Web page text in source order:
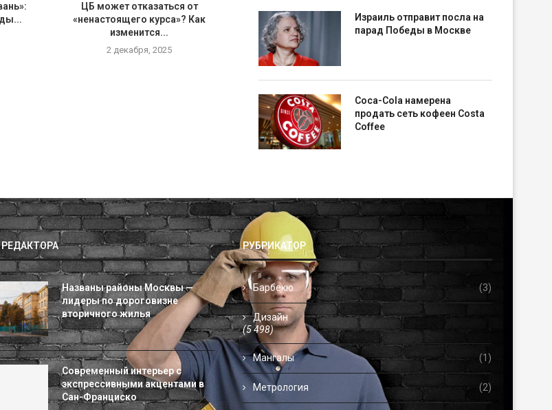
ЦБ может отказаться от
«ненастоящего курса»? Как
изменится...
2 декабря, 2025
Израиль отправит посла на
парад Победы в Москве
Coca-Cola намерена
продать сеть кофеен Costa
Coffee
Названы районы Москвы —
лидеры по дороговизне
вторичного жилья
Современный интерьер с
экспрессивными акцентами в
Сан-Франциско
РУБРИКАТОР
Барбекю (3)
Дизайн
(5 498)
Мангалы (1)
Метрология (2)